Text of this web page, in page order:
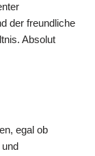
der freundliche
Absolut
egal ob